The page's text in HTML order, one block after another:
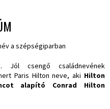
a szépségiparban
Jól csengő családnevének
Paris Hilton neve, aki Hilton
alapító Conrad Hilton